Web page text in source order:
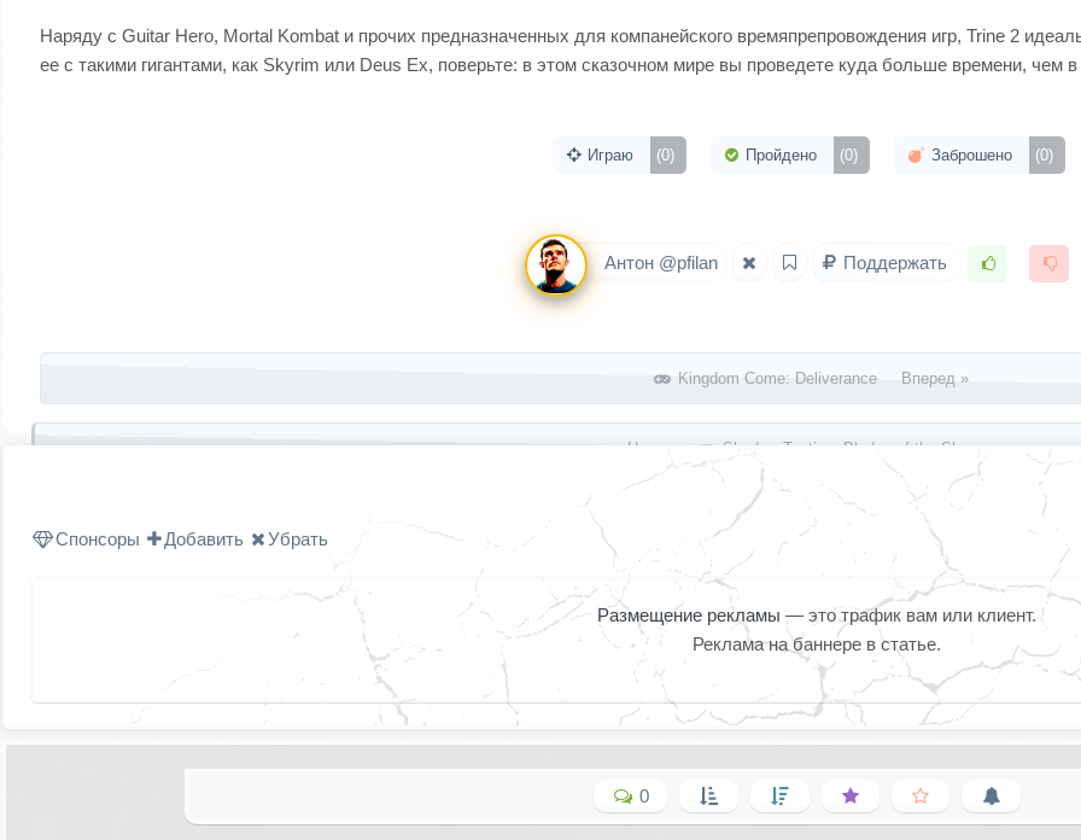
Наряду с Guitar Hero, Mortal Kombat и прочих предназначенных для компанейского времяпрепровождения игр, Trine 2
ее с такими гигантами, как Skyrim или Deus Ex, поверьте: в этом сказочном мире вы проведете куда больше времени, чем
Играю (0) Пройдено (0) Заброшено (0)
Антон @pfilan Поддержать
Запись навигация
Kingdom Come: Deliverance Вперед »
« Назад Shadow Tactics: Blades of the Shogun
Спонсоры Добавить Убрать
Размещение рекламы — это трафик вам или клиент.
Реклама на баннере в статье.
0